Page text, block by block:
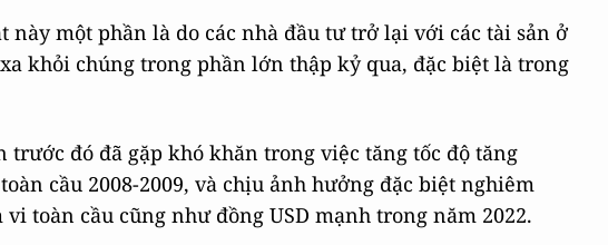
này một phần là do các nhà đầu tư trở lại với các tài sản ở
khỏi chúng trong phần lớn thập kỷ qua, đặc biệt là trong
đó đã gặp khó khăn trong việc tăng tốc độ tăng
cầu 2008-2009, và chịu ảnh hưởng đặc biệt nghiêm
toàn cầu cũng như đồng USD mạnh trong năm 2022.